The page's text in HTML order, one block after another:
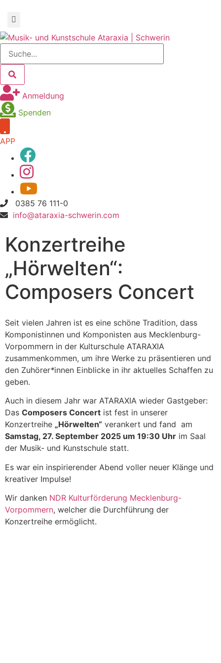
Anmeldung
Spenden
APP
0385 76 111-0
info@ataraxia-schwerin.com
Konzertreihe
„Hörwelten“:
Composers Concert
Seit vielen Jahren ist es eine schöne Tradition, dass
Komponistinnen und Komponisten aus Mecklenburg-
Vorpommern in der Kulturschule ATARAXIA
zusammenkommen, um ihre Werke zu präsentieren und
den Zuhörer*innen Einblicke in ihr aktuelles Schaffen zu
geben.
Auch in diesem Jahr war ATARAXIA wieder Gastgeber:
Das Composers Concert ist fest in unserer
Konzertreihe „Hörwelten“ verankert und fand am
Samstag, 27. September 2025 um 19:30 Uhr im Saal
der Musik- und Kunstschule statt.
Es war ein inspirierender Abend voller neuer Klänge und
kreativer Impulse!
Wir danken NDR Kulturförderung Mecklenburg-
Vorpommern, welcher die Durchführung der
Konzertreihe ermöglicht.